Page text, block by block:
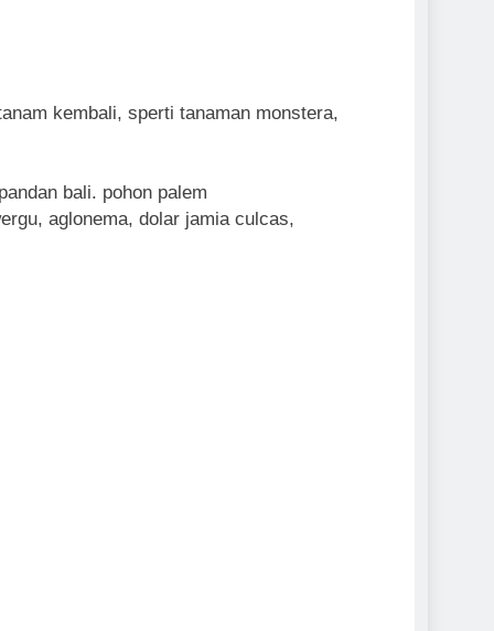
kembali, sperti tanaman monstera,
bali. pohon palem
aglonema, dolar jamia culcas,